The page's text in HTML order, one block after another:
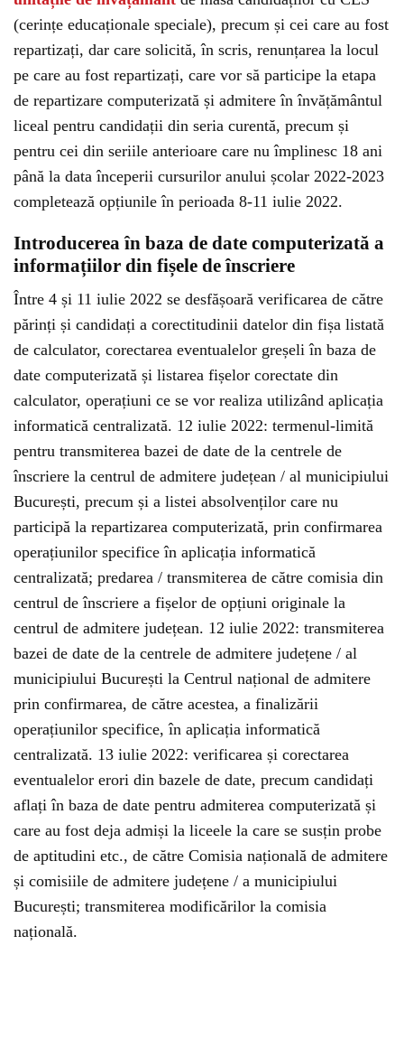
(cerințe educaționale speciale), precum și cei care au fost
repartizați, dar care solicită, în scris, renunțarea la locul
pe care au fost repartizați, care vor să participe la etapa
de repartizare computerizată și admitere în învățământul
liceal pentru candidații din seria curentă, precum și
pentru cei din seriile anterioare care nu împlinesc 18 ani
până la data începerii cursurilor anului școlar 2022-2023
completează opțiunile în perioada 8-11 iulie 2022.
Introducerea în baza de date computerizată a
informațiilor din fișele de înscriere
Între 4 și 11 iulie 2022 se desfășoară verificarea de către
părinți și candidați a corectitudinii datelor din fișa listată
de calculator, corectarea eventualelor greșeli în baza de
date computerizată și listarea fișelor corectate din
calculator, operațiuni ce se vor realiza utilizând aplicația
informatică centralizată. 12 iulie 2022: termenul-limită
pentru transmiterea bazei de date de la centrele de
înscriere la centrul de admitere județean / al municipiului
București, precum și a listei absolvenților care nu
participă la repartizarea computerizată, prin confirmarea
operațiunilor specifice în aplicația informatică
centralizată; predarea / transmiterea de către comisia din
centrul de înscriere a fișelor de opțiuni originale la
centrul de admitere județean. 12 iulie 2022: transmiterea
bazei de date de la centrele de admitere județene / al
municipiului București la Centrul național de admitere
prin confirmarea, de către acestea, a finalizării
operațiunilor specifice, în aplicația informatică
centralizată. 13 iulie 2022: verificarea și corectarea
eventualelor erori din bazele de date, precum candidați
aflați în baza de date pentru admiterea computerizată și
care au fost deja admiși la liceele la care se susțin probe
de aptitudini etc., de către Comisia națională de admitere
și comisiile de admitere județene / a municipiului
București; transmiterea modificărilor la comisia
națională.